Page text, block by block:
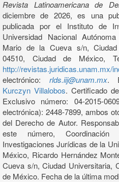
Revista Latinoamericana de
diciembre de 2026, es una
publicada por el Instituto de
Universidad Nacional
Mario de la Cueva s/n, Ciudad
04510, Ciudad de
http://revistas.juridicas.unam.mx/
electrónico: rlds.iij@unam.mx.
Kurczyn Villalobos. Certificado
Exclusivo número: 04-2015-
electrónica): 2448-7899, ambos
del Derecho de Autor.
este número,
Investigaciones Jurídicas de la
México, Ricardo Hernández
Cueva s/n, Ciudad Universitaria,
de México. Fecha de la última